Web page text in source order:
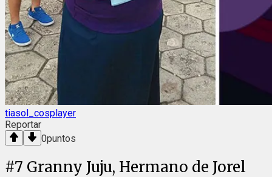
tiasol_cosplayer
Reportar
0puntos
#7 Granny Juju, Hermano de Jorel